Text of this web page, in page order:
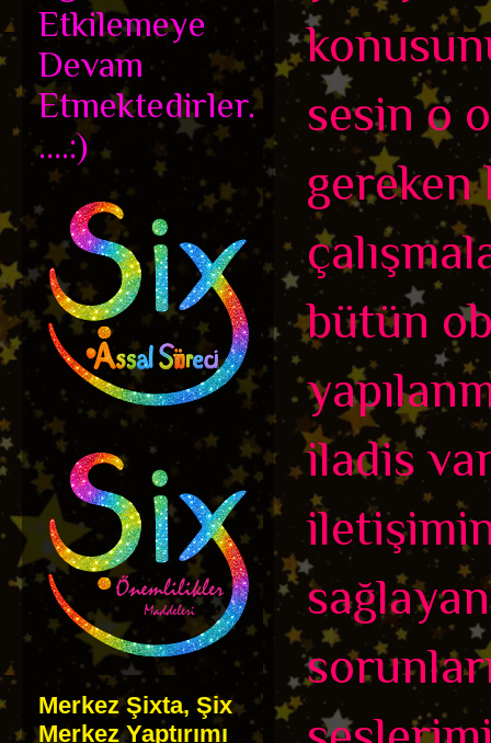
sesin o
bütün
iladis
Etkilemeye
Devam
Etmektedirler.
....:)
Merkez Şixta, Şix
Merkez Yaptırımı